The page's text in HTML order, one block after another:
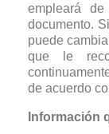
empleará
documento.
puede
que le
de acuerdo
Información